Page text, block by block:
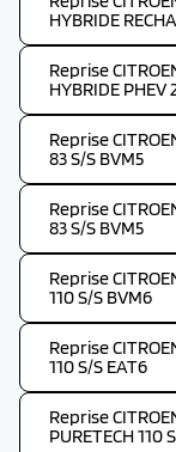
HYBRIDE
Reprise
HYBRIDE PHEV
Reprise
83 S/S BVM5
Reprise
83 S/S BVM5
Reprise
110 S/S BVM6
Reprise
110 S/S EAT6
Reprise
PURETECH 110